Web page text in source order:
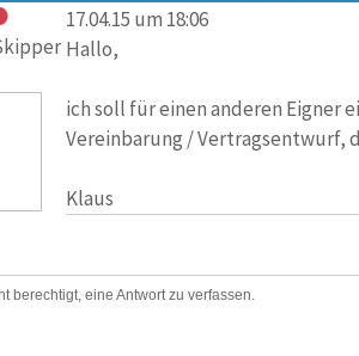
17.04.15 um 18:06
Hallo,
ich soll für einen anderen Eigner
Vereinbarung / Vertragsentwurf,
Klaus
berechtigt, eine Antwort zu verfassen.